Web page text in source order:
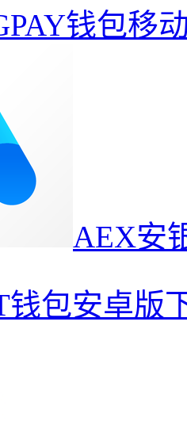
钱包移
AEX安
钱包安卓版